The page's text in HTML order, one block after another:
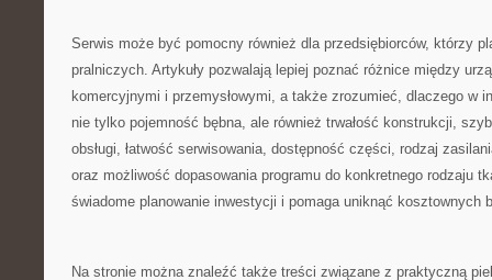
Serwis może być pomocny również dla przedsiębiorców, którzy
pralniczych. Artykuły pozwalają lepiej poznać różnice między
komercyjnymi i przemysłowymi, a także zrozumieć, dlaczego w
nie tylko pojemność bębna, ale również trwałość konstrukcji,
obsługi, łatwość serwisowania, dostępność części, rodzaj
oraz możliwość dopasowania programu do konkretnego rodzaju
świadome planowanie inwestycji i pomaga uniknąć kosztownych
Na stronie można znaleźć także treści związane z praktyczną